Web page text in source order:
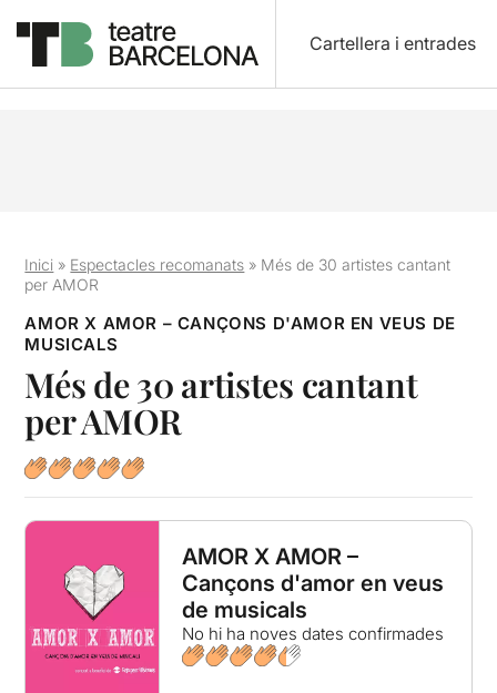
Cartellera i entrades
Inici » Espectacles recomanats » Més de 30 artistes cantant
per AMOR
AMOR X AMOR – CANÇONS D'AMOR EN VEUS DE
MUSICALS
Més de 30 artistes cantant
per AMOR
AMOR X AMOR –
Cançons d'amor en veus
de musicals
No hi ha noves dates confirmades